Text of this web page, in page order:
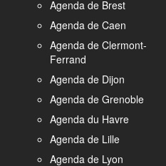
Agenda de Brest
Agenda de Caen
Agenda de Clermont-
Ferrand
Agenda de Dijon
Agenda de Grenoble
Agenda du Havre
Agenda de Lille
Agenda de Lyon